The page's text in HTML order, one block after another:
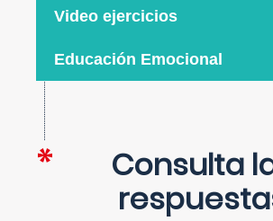
Video ejercicios
Educación Emocional
Consulta